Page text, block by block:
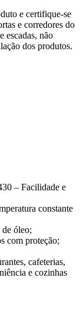
e certifique-se
e corredores do
escadas, não
dos produtos.
– Facilidade e
constante
óleo;
com proteção;
cafeterias,
e cozinhas